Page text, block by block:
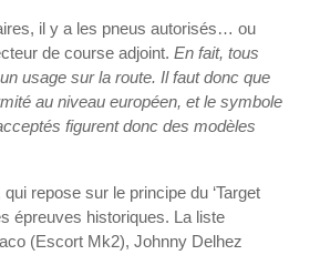
il y a les pneus autorisés… ou
de course adjoint.En fait, tous
usage sur la route. Il faut donc que
au niveau européen, et le symbole
figurent donc des modèles
repose sur le principe du ‘Target
épreuves historiques. La liste
(Escort Mk2), Johnny Delhez